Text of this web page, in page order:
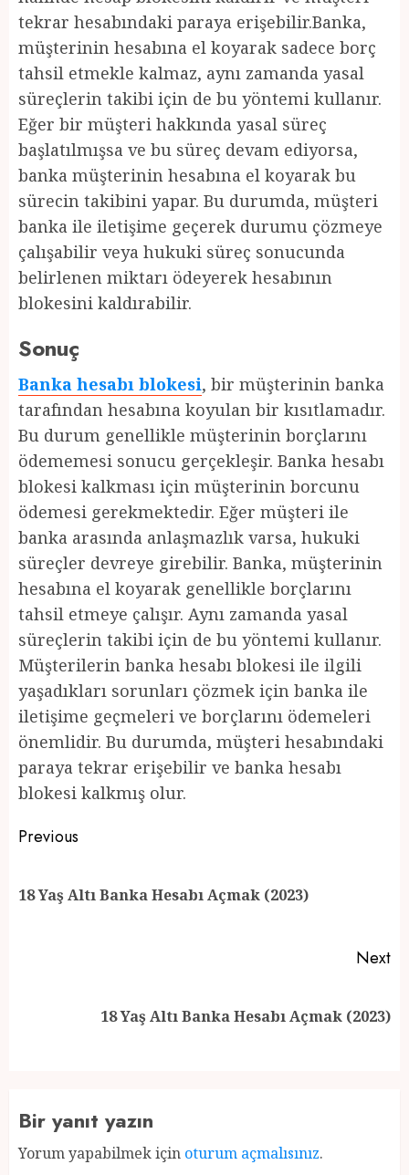
tekrar hesabındaki paraya erişebilir.Banka,
müşterinin hesabına el koyarak sadece borç
tahsil etmekle kalmaz, aynı zamanda yasal
süreçlerin takibi için de bu yöntemi kullanır.
Eğer bir müşteri hakkında yasal süreç
başlatılmışsa ve bu süreç devam ediyorsa,
banka müşterinin hesabına el koyarak bu
sürecin takibini yapar. Bu durumda, müşteri
banka ile iletişime geçerek durumu çözmeye
çalışabilir veya hukuki süreç sonucunda
belirlenen miktarı ödeyerek hesabının
blokesini kaldırabilir.
Sonuç
Banka hesabı blokesi, bir müşterinin banka
tarafından hesabına koyulan bir kısıtlamadır.
Bu durum genellikle müşterinin borçlarını
ödememesi sonucu gerçekleşir. Banka hesabı
blokesi kalkması için müşterinin borcunu
ödemesi gerekmektedir. Eğer müşteri ile
banka arasında anlaşmazlık varsa, hukuki
süreçler devreye girebilir. Banka, müşterinin
hesabına el koyarak genellikle borçlarını
tahsil etmeye çalışır. Aynı zamanda yasal
süreçlerin takibi için de bu yöntemi kullanır.
Müşterilerin banka hesabı blokesi ile ilgili
yaşadıkları sorunları çözmek için banka ile
iletişime geçmeleri ve borçlarını ödemeleri
önemlidir. Bu durumda, müşteri hesabındaki
paraya tekrar erişebilir ve banka hesabı
blokesi kalkmış olur.
Post
Previous
18 Yaş Altı Banka Hesabı Açmak (2023)
Next
18 Yaş Altı Banka Hesabı Açmak (2023)
Bir yanıt yazın
Yorum yapabilmek için oturum açmalısınız.